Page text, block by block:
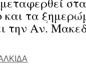
και τα
την Αν.